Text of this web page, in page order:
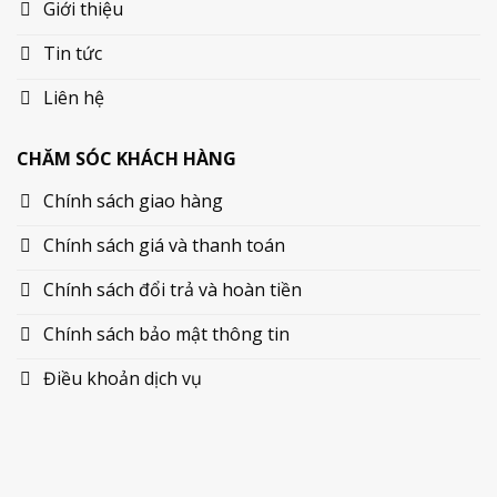
Giới thiệu
Tin tức
Liên hệ
CHĂM SÓC KHÁCH HÀNG
Chính sách giao hàng
Chính sách giá và thanh toán
Chính sách đổi trả và hoàn tiền
Chính sách bảo mật thông tin
Điều khoản dịch vụ